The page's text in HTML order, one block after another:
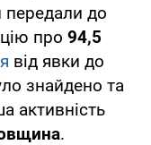
передали до
про 94,5
від явки до
знайдено та
активність
.